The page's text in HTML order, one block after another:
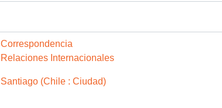
Correspondencia
Relaciones Internacionales
Santiago (Chile : Ciudad)